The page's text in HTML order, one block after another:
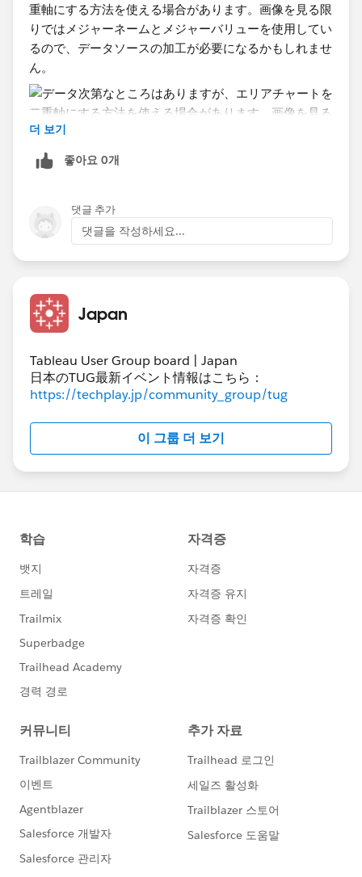
重軸にする方法を使える場合があります。画像を見る限
りではメジャーネームとメジャーバリューを使用してい
るので、データソースの加工が必要になるかもしれませ
ん。
サンプルデータを添付して頂けると、データソース加工
더 보기
좋아요 0개
댓글 추가
댓글을 작성하세요...
Japan
Tableau User Group board | Japan
日本のTUG最新イベント情報はこちら：
https://techplay.jp/community_group/tug
이 그룹 더 보기